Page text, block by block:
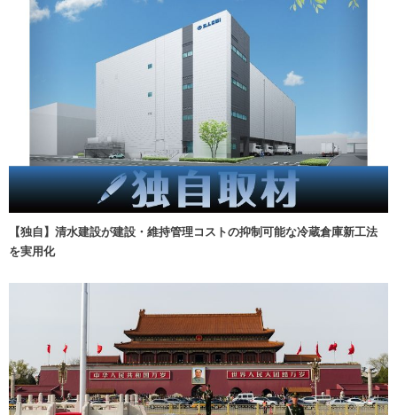
【独自】清水建設が建設・維持管理コストの抑制可能な冷蔵倉庫新工法
を実用化